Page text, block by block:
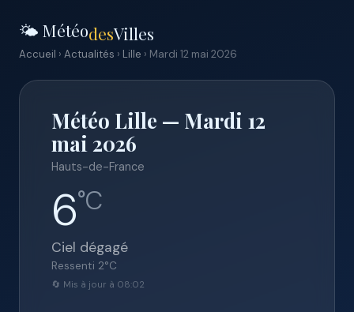
🌤️ MétéodesVilles
Accueil › Actualités › Lille › Mardi 12 mai 2026
Météo Lille — Mardi 12
mai 2026
Hauts-de-France
6°C
Ciel dégagé
Ressenti 2°C
🔄 Mis à jour à 08:02